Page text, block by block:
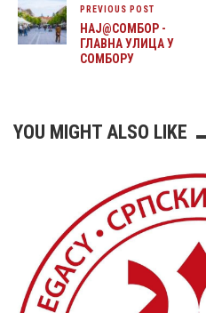
PREVIOUS POST
НАЈ@СОМБОР -
ГЛАВНА УЛИЦА У
СОМБОРУ
YOU MIGHT ALSO LIKE